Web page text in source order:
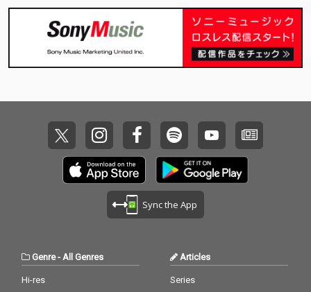
トドラムに吉木諒祐(Th
e Novembers)を迎え
ており、彼女たちの代
表曲「HURTS」や「US
イズのような轟音から
畳野のボーカルが美し
く響くミディアムナン
バーなど全15曲を収
録。ジャケット写真に
は終演後の4人の集合
トドラムに吉木諒祐(Th
e Novembers)を迎え
ており、彼女たちの代
表曲「HURTS」や「US
イズのような轟音から
畳野のボーカルが美し
く響くミディアムナン
バーなど全15曲を収
録。ジャケット写真に
は終演後の4人の集合
る。
Sync the App
Genre- All Genres
Hi-res
Articles
Series